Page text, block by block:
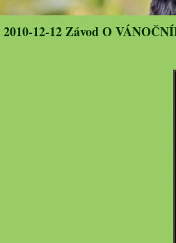
2010-12-12 Závod O